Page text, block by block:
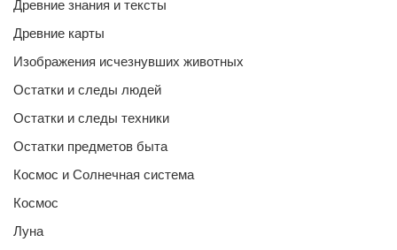
Древние знания и тексты
Древние карты
Изображения исчезнувших животных
Остатки и следы людей
Остатки и следы техники
Остатки предметов быта
Космос и Солнечная система
Космос
Луна